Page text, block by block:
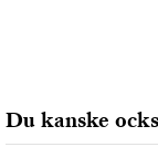
Ansvarig EU
Du kanske